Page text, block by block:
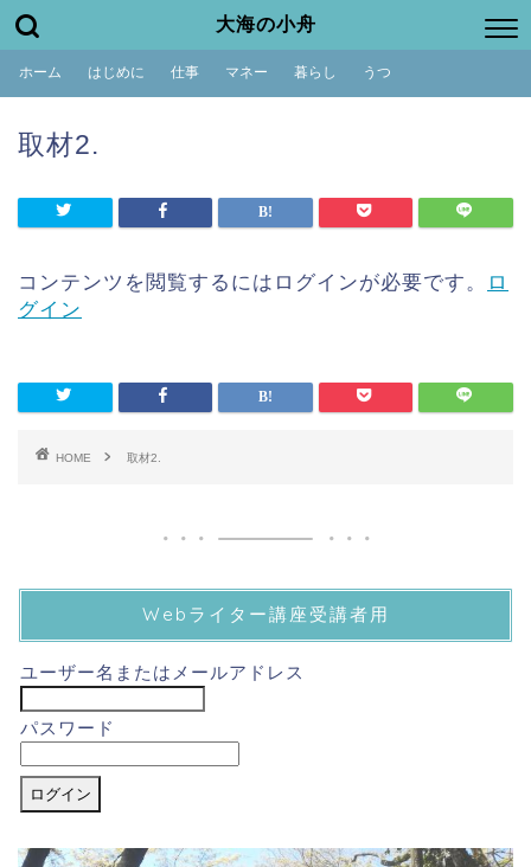
大海の小舟
ホーム はじめに 仕事 マネー 暮らし うつ
取材2.
コンテンツを閲覧するにはログインが必要です。
ロ
グイン
HOME 取材2.
Webライター講座受講者用
ユーザー名またはメールアドレス
パスワード